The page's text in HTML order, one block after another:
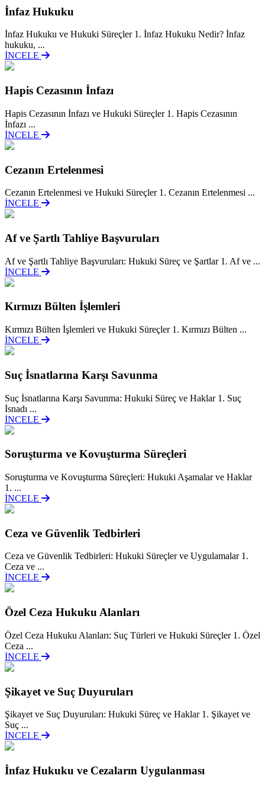
İnfaz Hukuku
İnfaz Hukuku ve Hukuki Süreçler 1. İnfaz Hukuku Nedir? İnfaz
hukuku, ...
İNCELE
Hapis Cezasının İnfazı
Hapis Cezasının İnfazı ve Hukuki Süreçler 1. Hapis Cezasının
İnfazı ...
İNCELE
Cezanın Ertelenmesi
Cezanın Ertelenmesi ve Hukuki Süreçler 1. Cezanın Ertelenmesi ...
İNCELE
Af ve Şartlı Tahliye Başvuruları
Af ve Şartlı Tahliye Başvuruları: Hukuki Süreç ve Şartlar 1. Af ve ...
İNCELE
Kırmızı Bülten İşlemleri
Kırmızı Bülten İşlemleri ve Hukuki Süreçler 1. Kırmızı Bülten ...
İNCELE
Suç İsnatlarına Karşı Savunma
Suç İsnatlarına Karşı Savunma: Hukuki Süreç ve Haklar 1. Suç
İsnadı ...
İNCELE
Soruşturma ve Kovuşturma Süreçleri
Soruşturma ve Kovuşturma Süreçleri: Hukuki Aşamalar ve Haklar
1. ...
İNCELE
Ceza ve Güvenlik Tedbirleri
Ceza ve Güvenlik Tedbirleri: Hukuki Süreçler ve Uygulamalar 1.
Ceza ve ...
İNCELE
Özel Ceza Hukuku Alanları
Özel Ceza Hukuku Alanları: Suç Türleri ve Hukuki Süreçler 1. Özel
Ceza ...
İNCELE
Şikayet ve Suç Duyuruları
Şikayet ve Suç Duyuruları: Hukuki Süreç ve Haklar 1. Şikayet ve
Suç ...
İNCELE
İnfaz Hukuku ve Cezaların Uygulanması